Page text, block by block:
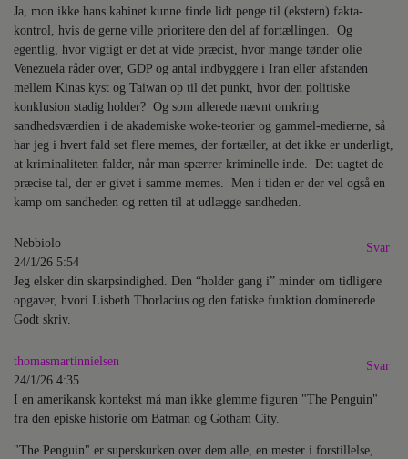
Ja, mon ikke hans kabinet kunne finde lidt penge til (ekstern) fakta-
kontrol, hvis de gerne ville prioritere den del af fortællingen. Og
egentlig, hvor vigtigt er det at vide præcist, hvor mange tønder olie
Venezuela råder over, GDP og antal indbyggere i Iran eller afstanden
mellem Kinas kyst og Taiwan op til det punkt, hvor den politiske
konklusion stadig holder? Og som allerede nævnt omkring
sandhedsværdien i de akademiske woke-teorier og gammel-medierne, så
har jeg i hvert fald set flere memes, der fortæller, at det ikke er underligt,
at kriminaliteten falder, når man spærrer kriminelle inde. Det uagtet de
præcise tal, der er givet i samme memes. Men i tiden er der vel også en
kamp om sandheden og retten til at udlægge sandheden.
Nebbiolo
24/1/26 5:54
Jeg elsker din skarpsindighed. Den “holder gang i” minder om tidligere
opgaver, hvori Lisbeth Thorlacius og den fatiske funktion dominerede.
Godt skriv.
Svar
thomasmartinnielsen
24/1/26 4:35
I en amerikansk kontekst må man ikke glemme figuren "The Penguin"
fra den episke historie om Batman og Gotham City.
"The Penguin" er superskurken over dem alle, en mester i forstillelse,
Svar